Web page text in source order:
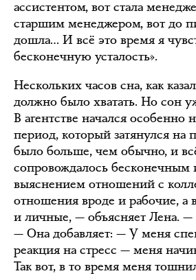
ассистентом, вот стала
старшим менеджером, вот до
дошла… И всё это время я
бесконечную усталость».
Нескольких часов сна, как
должно было хватать. Но сон
В агентстве начался особенно
период, который затянулся на
было больше, чем обычно, и
сопровождалось
выяснением отношений с
отношения вроде и рабочие, а
и личные, — объясняет Лена. —
— Она добавляет: — У меня
реакция на стресс — меня
Так вот, в то время меня